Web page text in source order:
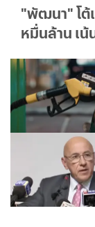
"พัฒนา" โต้
หมื่นล้าน เน้